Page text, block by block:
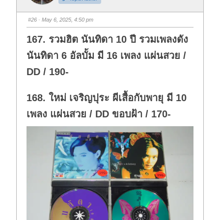
m
d
o
n
.
m
u
p
#26 · May 6, 2025, 4:50 pm
167. รวมฮิต นันทิดา 10 ปี รวมเพลงดัง
นันทิดา 6 อัลบั้ม มี 16 เพลง แผ่นสวย /
DD / 190-
168. ใหม่ เจริญปุระ ผีเสื้อกับพายุ มี 10
เพลง แผ่นสวย / DD ขอบฝ้า / 170-